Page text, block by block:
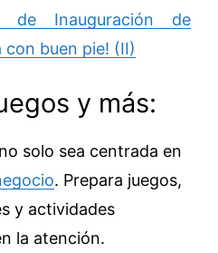
de Inauguración de
con buen pie! (II)
y más:
solo sea centrada en
. Prepara juegos,
y actividades
la atención.